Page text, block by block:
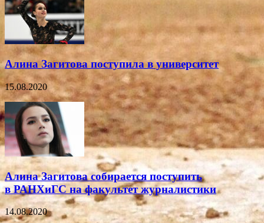
Алина Загитова поступила в университет
15.08.2020
Алина Загитова собирается поступить
в РАНХиГС на факультет журналистики
14.08.2020